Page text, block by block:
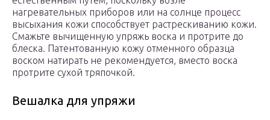
нагревательных приборов или на солнце процесс
высыхания кожи способствует растрескиванию кожи.
Смажьте вычищенную упряжь воска и протрите до
блеска. Патентованную кожу отменного образца
воском натирать не рекомендуется, вместо воска
протрите сухой тряпочкой.
Вешалка для упряжи